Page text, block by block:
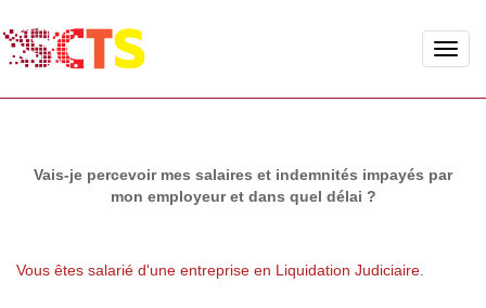
Toggle
Vais-je percevoir mes salaires et indemnités impayés par
mon employeur et dans quel délai ?
Vous êtes salarié d'une entreprise en Liquidation Judiciaire.